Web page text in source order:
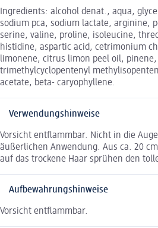
Ingredients: alcohol denat., aqua,
sodium pca, sodium lactate, arginine,
serine, valine, proline, isoleucine,
histidine, aspartic acid, cetrimonium
limonene, citrus limon peel oil, pinene,
trimethylcyclopentenyl
acetate, beta- caryophyllene.
Verwendungshinweise
Vorsicht entflammbar. Nicht in die
äußerlichen Anwendung. Aus ca. 20
auf das trockene Haar sprühen den
Aufbewahrungshinweise
Vorsicht entflammbar.